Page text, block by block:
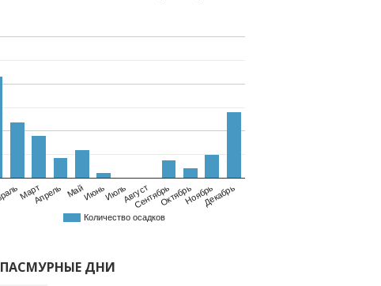
Количество осадков
МартАпрель МайИюньИюльАвгуст
СентябрьОктябрьНоябрьДекабрь
ДНИ